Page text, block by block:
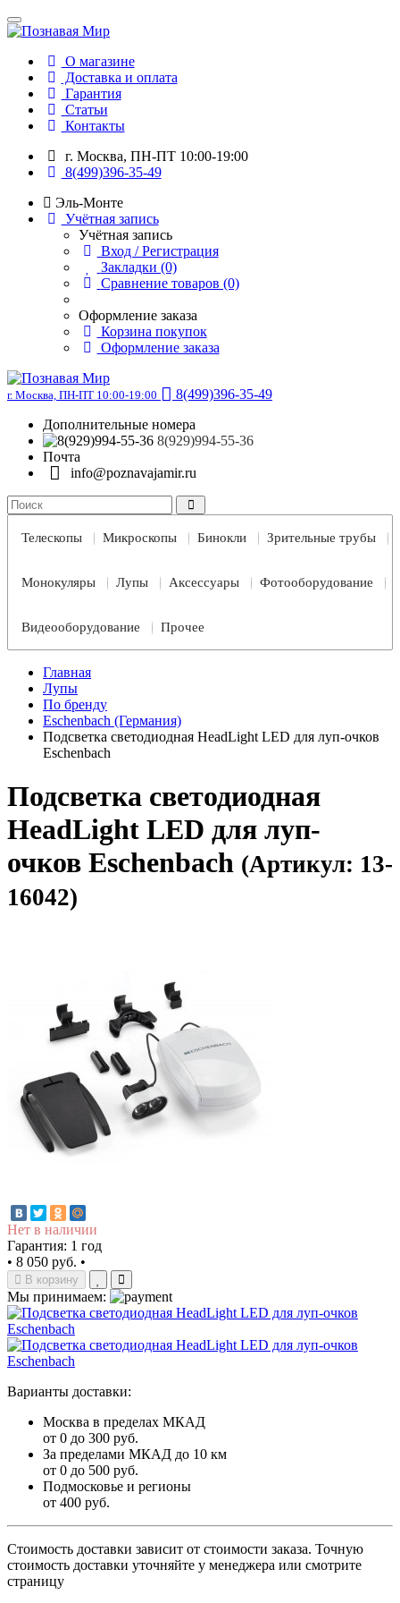
О магазине
Доставка и оплата
Гарантия
Статьи
Контакты
г. Москва, ПН-ПТ 10:00-19:00
8(499)396-35-49
Эль-Монте
Учётная запись
Учётная запись
Вход / Регистрация
Закладки (0)
Сравнение товаров (0)
Оформление заказа
Корзина покупок
Оформление заказа
г. Москва, ПН-ПТ 10:00-19:00
8(499)396-35-49
Дополнительные номера
8(929)994-55-36
Почта
info@poznavajamir.ru
Телескопы Микроскопы Бинокли Зрительные трубы
Монокуляры Лупы Аксессуары Фотооборудование
Видеооборудование Прочее
Главная
Лупы
По бренду
Eschenbach (Германия)
Подсветка светодиодная HeadLight LED для луп-очков
Eschenbach
Подсветка светодиодная
HeadLight LED для луп-
очков Eschenbach (Артикул: 13-
16042)
Нет в наличии
Гарантия: 1 год
• 8 050 руб. •
В корзину
Мы принимаем:
Варианты доставки:
Москва в пределах МКАД
от 0 до 300 руб.
За пределами МКАД до 10 км
от 0 до 500 руб.
Подмосковье и регионы
от 400 руб.
Стоимость доставки зависит от стоимости заказа. Точную
стоимость доставки уточняйте у менеджера или смотрите
страницу